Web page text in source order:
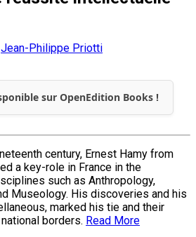
Jean-Philippe Priotti
sur OpenEdition Books !
century, Ernest Hamy from
a key-role in France in the
such as Anthropology,
Museology. His discoveries and his
marked his tie and their
borders. Read More